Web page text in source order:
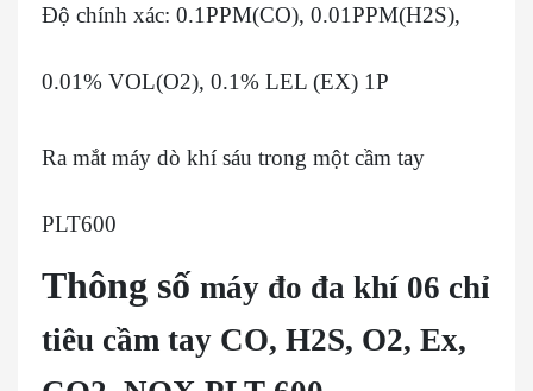
Độ chính xác: 0.1PPM(CO), 0.01PPM(H2S),
0.01% VOL(O2), 0.1% LEL (EX) 1P
Ra mắt máy dò khí sáu trong một cầm tay
PLT600
Thông số máy đo đa khí 06 chỉ
tiêu cầm tay CO, H2S, O2, Ex,